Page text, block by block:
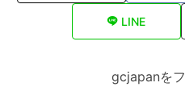
LINE
gcjapanを